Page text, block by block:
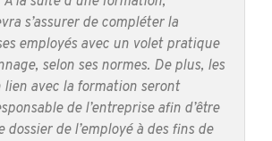
s’assurer de compléter la
employés avec un volet pratique
selon ses normes. De plus, les
lien avec la formation seront
de l’entreprise afin d’être
dossier de l’employé à des fins de